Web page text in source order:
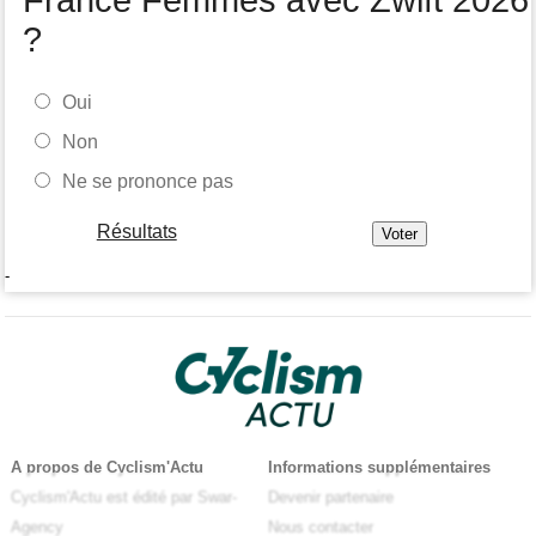
?
Oui
Non
Ne se prononce pas
Résultats
-
A propos de Cyclism'Actu
Cyclism'Actu est édité par Swar-
Agency
Informations supplémentaires
Devenir partenaire
Nous contacter